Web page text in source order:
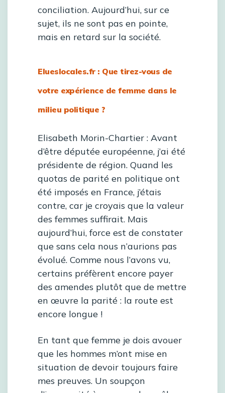
conciliation. Aujourd’hui, sur ce
sujet, ils ne sont pas en pointe,
mais en retard sur la société.
Elueslocales.fr : Que tirez-vous de
votre expérience de femme dans le
milieu politique ?
Elisabeth Morin-Chartier : Avant
d’être députée européenne, j’ai été
présidente de région. Quand les
quotas de parité en politique ont
été imposés en France, j’étais
contre, car je croyais que la valeur
des femmes suffirait. Mais
aujourd’hui, force est de constater
que sans cela nous n’aurions pas
évolué. Comme nous l’avons vu,
certains préfèrent encore payer
des amendes plutôt que de mettre
en œuvre la parité : la route est
encore longue !
En tant que femme je dois avouer
que les hommes m’ont mise en
situation de devoir toujours faire
mes preuves. Un soupçon